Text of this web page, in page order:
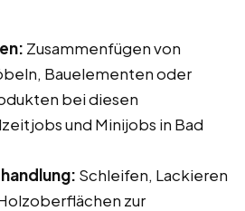
Zusammenfügen von
Bauelementen oder
bei diesen
und Minijobs in Bad
Schleifen, Lackieren
zur